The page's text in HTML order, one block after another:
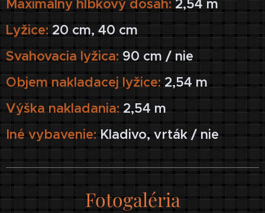
Maximálny hĺbkový dosah:2,54 m
Lyžice:20 cm, 40 cm
Svahovacia lyžica: 90 cm / nie
Objem nakladacej lyžice:2,54 m
Výška nakladania:2,54 m
Iné vybavenie:Kladivo, vrták / nie
Fotogaléria